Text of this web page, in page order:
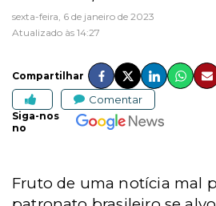
sexta-feira, 6 de janeiro de 2023
Atualizado às 14:27
Compartilhar
Comentar
Siga-nos
no
Fruto de uma notícia mal